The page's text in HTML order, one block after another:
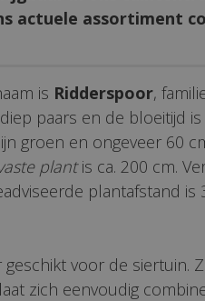
actuele assortiment
is Ridderspoor,
paars en de bloeitijd
groen en ongeveer 60
plantis ca. 200 cm.
plantafstand is
geschikt voor de siertuin.
zich eenvoudig